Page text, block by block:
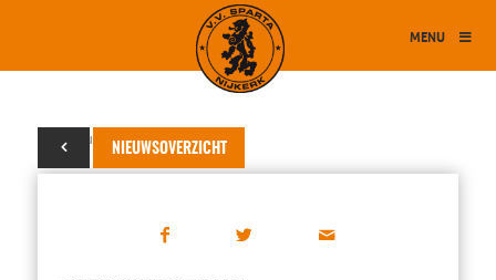
MENU
NIEUWSOVERZICHT
08 augustus 2022